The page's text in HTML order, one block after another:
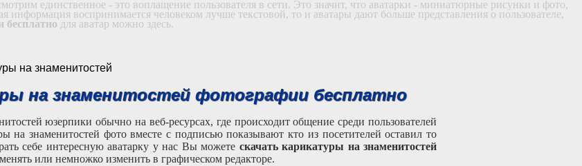
единственное - это воплащение пользователя в сети. Это значит, что аватарки - миниатюрные рисунки и фото,
информация воспринимается человеком лучше текстовой, то и аватары дают больше представления о пользователе,
бесплатно для аватар можно здесь.
на знаменитостей
на знаменитостей фотографии бесплатно
юзерпики обычно на веб-ресурсах, где происходит общение среди пользователей
на знаменитостей фото вместе с подписью показывают кто из посетителей оставил то
себе интересную аватарку у нас Вы можете скачать карикатуры на знаменитостей
или немножко изменить в графическом редакторе.